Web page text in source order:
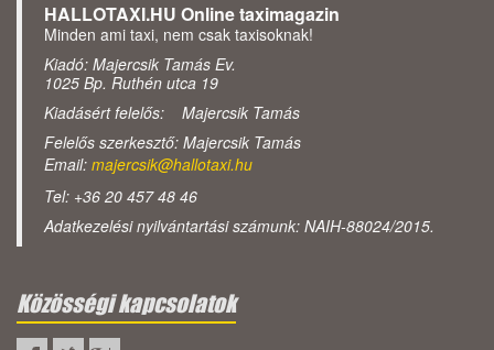
HALLOTAXI.HU Online taximagazin
Minden ami taxi, nem csak taxisoknak!
Kiadó: Majercsik Tamás Ev.
1025 Bp. Ruthén utca 19
Kiadásért felelős: Majercsik Tamás
Felelős szerkesztő: Majercsik Tamás
Email: majercsik@hallotaxi.hu
Tel: +36 20 457 48 46
Adatkezelési nyilvántartási számunk: NAIH-88024/2015.
Közösségi kapcsolatok